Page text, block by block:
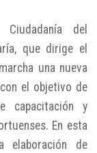
del
que dirige el
una nueva
el objetivo de
capacitación y
En esta
elaboración de